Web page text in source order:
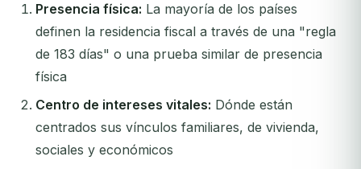
Presencia física: La mayoría de los países
definen la residencia fiscal a través de una "regla
de 183 días" o una prueba similar de presencia
física
Centro de intereses vitales: Dónde están
centrados sus vínculos familiares, de vivienda,
sociales y económicos